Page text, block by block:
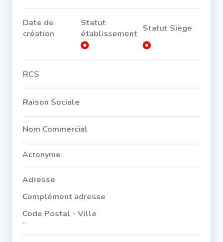
Date de
création
Statut
établissement Statut Siège
RCS
Raison Sociale
Nom Commercial
Acronyme
Adresse
Complément adresse
Code Postal - Ville
-